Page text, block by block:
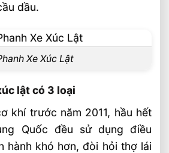
dầu.
Xe Xúc Lật
lật có 3 loại
khí trước năm 2011, hầu hết
Quốc đều sử dụng điều
hành khó hơn, đòi hỏi thợ lái